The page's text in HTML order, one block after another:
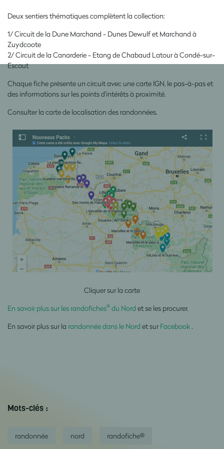
Deux sentiers thématiques complètent la collection:
1/ Circuit de la Dune Marchand - Dunes Dewulf et Marchand à
Zuydcoote
2/ Circuit de la Canarderie - Etang de Chabaud Latour à Condé-sur-
Escaut
Chaque fiche présente un circuit avec une carte IGN, le pas-à-pas et
des informations sur les points d'intérêts à proximité.
Consulter la carte de localisation des randonnées.
Cliquer sur la carte
En savoir plus sur les randofiches® du Nord et se les procurer.
En savoir plus sur la randonnée dans le Nord et sur Facebook.
Mots-clés :
randonnée nord randofiche®